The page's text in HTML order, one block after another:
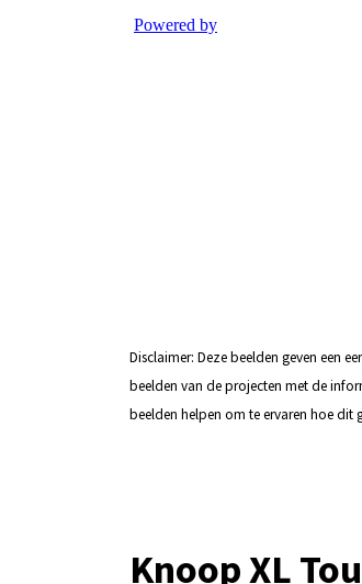
Disclaimer: Deze beelden geven een
beelden van de projecten met de
beelden helpen om te ervaren hoe dit
Knoop XL